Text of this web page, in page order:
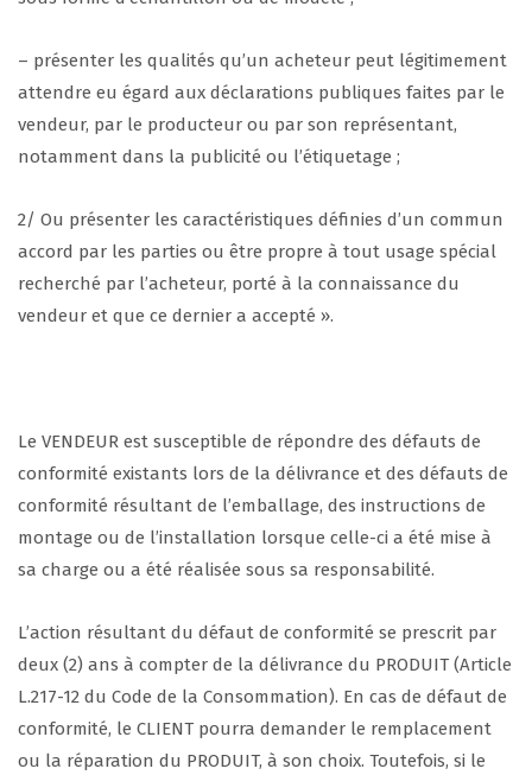
– présenter les qualités qu’un acheteur peut légitimement
attendre eu égard aux déclarations publiques faites par le
vendeur, par le producteur ou par son représentant,
notamment dans la publicité ou l’étiquetage ;
2/ Ou présenter les caractéristiques définies d’un commun
accord par les parties ou être propre à tout usage spécial
recherché par l’acheteur, porté à la connaissance du
vendeur et que ce dernier a accepté ».
Le VENDEUR est susceptible de répondre des défauts de
conformité existants lors de la délivrance et des défauts de
conformité résultant de l’emballage, des instructions de
montage ou de l’installation lorsque celle-ci a été mise à
sa charge ou a été réalisée sous sa responsabilité.
L’action résultant du défaut de conformité se prescrit par
deux (2) ans à compter de la délivrance du PRODUIT (Article
L.217-12 du Code de la Consommation). En cas de défaut de
conformité, le CLIENT pourra demander le remplacement
ou la réparation du PRODUIT, à son choix. Toutefois, si le